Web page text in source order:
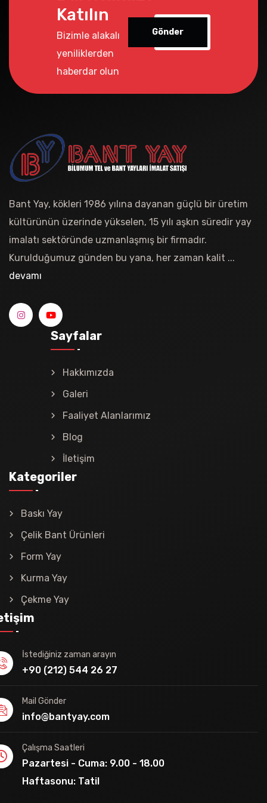
Katılın
Bizimle alakalı
yeniliklerden
haberdar olun
Gönder
Bant Yay, kökleri 1986 yılına dayanan güçlü bir üretim
kültürünün üzerinde yükselen, 15 yılı aşkın süredir yay
imalatı sektöründe uzmanlaşmış bir firmadır.
Kurulduğumuz günden bu yana, her zaman kalit ...
devamı
Sayfalar
Hakkımızda
Galeri
Faaliyet Alanlarımız
Blog
İletişim
Kategoriler
Baskı Yay
Çelik Bant Ürünleri
Form Yay
Kurma Yay
Çekme Yay
İstediğiniz zaman arayın
+90 (212) 544 26 27
Mail Gönder
info@bantyay.com
Çalışma Saatleri
Pazartesi - Cuma: 9.00 - 18.00
Haftasonu: Tatil